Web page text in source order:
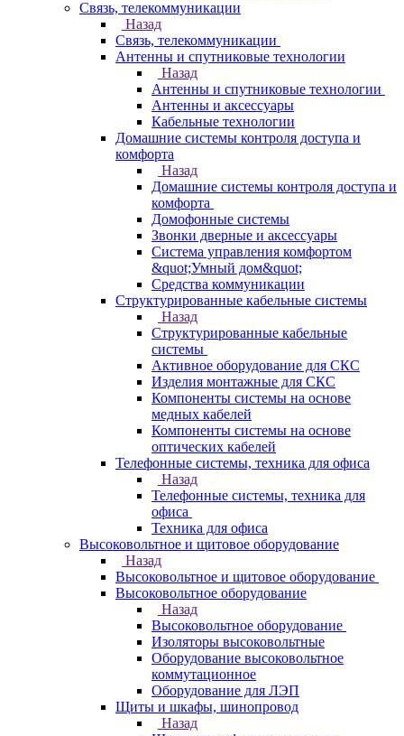
Связь, телекоммуникации
Назад
Связь, телекоммуникации
Антенны и спутниковые технологии
Назад
Антенны и спутниковые технологии
Антенны и аксессуары
Кабельные технологии
Домашние системы контроля доступа и
комфорта
Назад
Домашние системы контроля доступа и
комфорта
Домофонные системы
Звонки дверные и аксессуары
Система управления комфортом
&quot;Умный дом&quot;
Средства коммуникации
Структурированные кабельные системы
Назад
Структурированные кабельные
системы
Активное оборудование для СКС
Изделия монтажные для СКС
Компоненты системы на основе
медных кабелей
Компоненты системы на основе
оптических кабелей
Телефонные системы, техника для офиса
Назад
Телефонные системы, техника для
офиса
Техника для офиса
Высоковольтное и щитовое оборудование
Назад
Высоковольтное и щитовое оборудование
Высоковольтное оборудование
Назад
Высоковольтное оборудование
Изоляторы высоковольтные
Оборудование высоковольтное
коммутационное
Оборудование для ЛЭП
Щиты и шкафы, шинопровод
Назад